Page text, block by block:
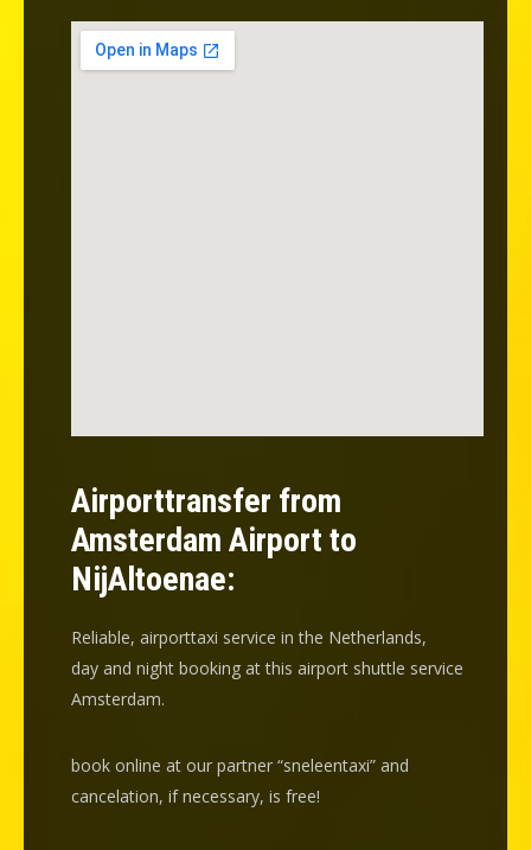
Airporttransfer from
Amsterdam Airport to
NijAltoenae:
Reliable, airporttaxi service in the Netherlands,
day and night booking at this airport shuttle service
Amsterdam.
book online at our partner “sneleentaxi” and
cancelation, if necessary, is free!